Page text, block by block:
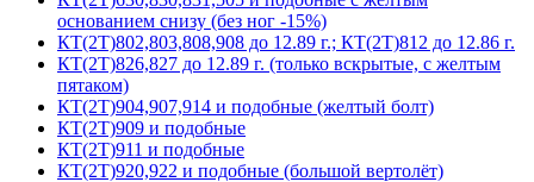
основанием снизу (без ног -15%)
КТ(2Т)802,803,808,908 до 12.89 г.; КТ(2Т)812 до 12.86 г.
КТ(2Т)826,827 до 12.89 г. (только вскрытые, с желтым
пятаком)
КТ(2Т)904,907,914 и подобные (желтый болт)
КТ(2Т)909 и подобные
КТ(2Т)911 и подобные
КТ(2Т)920,922 и подобные (большой вертолёт)